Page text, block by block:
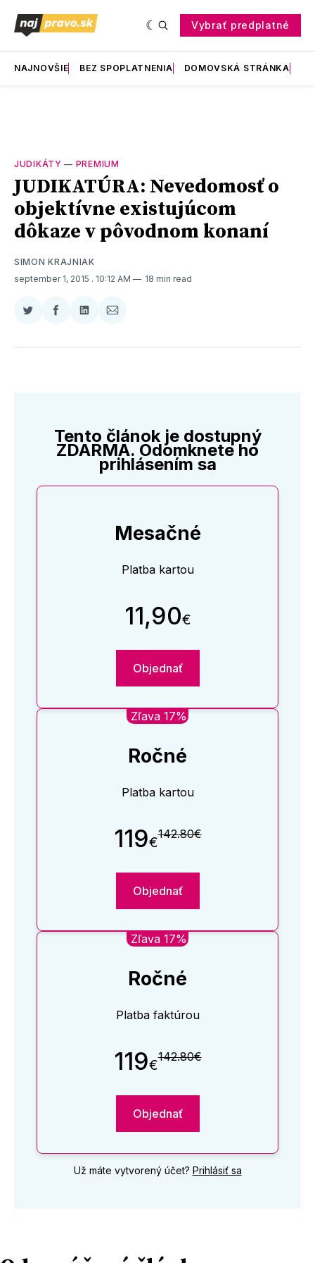
Vybrať predplatné
NAJNOVŠIE BEZ SPOPLATNENIA DOMOVSKÁ STRÁNKA
JUDIKÁTY — PREMIUM
JUDIKATÚRA: Nevedomosť o
objektívne existujúcom
dôkaze v pôvodnom konaní
SIMON KRAJNIAK
september 1, 2015 . 10:12 AM 18 min read
Zdieľať
Twitter
Zdieľať
Facebooku
Zdieľať
LinkedIne
Zdieľať
E-
Tento článok je dostupný
ZDARMA. Odomknete ho
prihlásením sa
Mesačné
Platba kartou
11,90€
Objednať
Zľava 17%
Ročné
Platba kartou
119€142.80€
Objednať
Zľava 17%
Ročné
Platba faktúrou
119€142.80€
Objednať
Už máte vytvorený účet? Prihlásiť sa